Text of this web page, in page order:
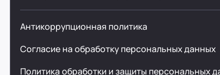
Антикоррупционная политика
Согласие на обработку персональных данных
Политика обработки и защиты персональных